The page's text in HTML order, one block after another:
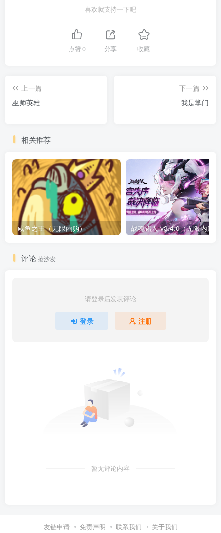
喜欢就支持一下吧
点赞0 分享 收藏
上一篇
巫师英雄
下一篇
我是掌门
相关推荐
咸鱼之王（无限内购）
评论 抢沙发
请登录后发表评论
登录 注册
暂无评论内容
友链申请 免责声明 联系我们 关于我们